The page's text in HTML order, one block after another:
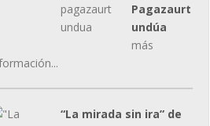
Pagazaurt
undúa
más
“La mirada sin ira” de